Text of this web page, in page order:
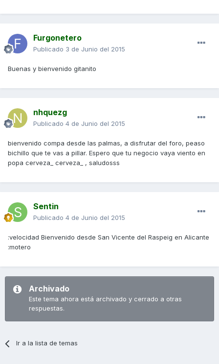
Furgonetero
Publicado 3 de Junio del 2015
Buenas y bienvenido gitanito
nhquezg
Publicado 4 de Junio del 2015
bienvenido compa desde las palmas, a disfrutar del foro, peaso
bichillo que te vas a pillar. Espero que tu negocio vaya viento en
popa cerveza_ cerveza_ , saludosss
Sentin
Publicado 4 de Junio del 2015
:velocidad Bienvenido desde San Vicente del Raspeig en Alicante
:motero
Archivado
Este tema ahora está archivado y cerrado a otras
respuestas.
Ir a la lista de temas